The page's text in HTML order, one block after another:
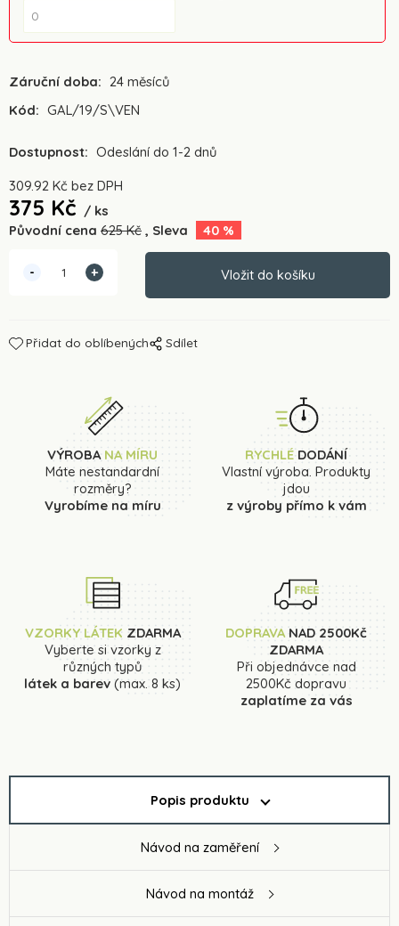
Záruční doba: 24 měsíců
Kód: GAL/19/S\VEN
Dostupnost: Odeslání do 1-2 dnů
309.92 Kč bez DPH
375 Kč
ks
Původní cena 625Kč Sleva 40 %
Přidat do oblíbených Sdílet
VÝROBA NA MÍRU
Máte nestandardní
rozměry?
Vyrobíme na míru
RYCHLÉDODÁNÍ
Vlastní výroba. Produkty
jdou
z výroby přímo k vám
VZORKY LÁTEK ZDARMA
Vyberte si vzorky z
různých typů
látek a barev (max. 8 ks)
DOPRAVANAD 2500Kč
ZDARMA
Při objednávce nad
2500Kč dopravu
zaplatíme za vás
Popis produktu
Návod na zaměření
Návod na montáž